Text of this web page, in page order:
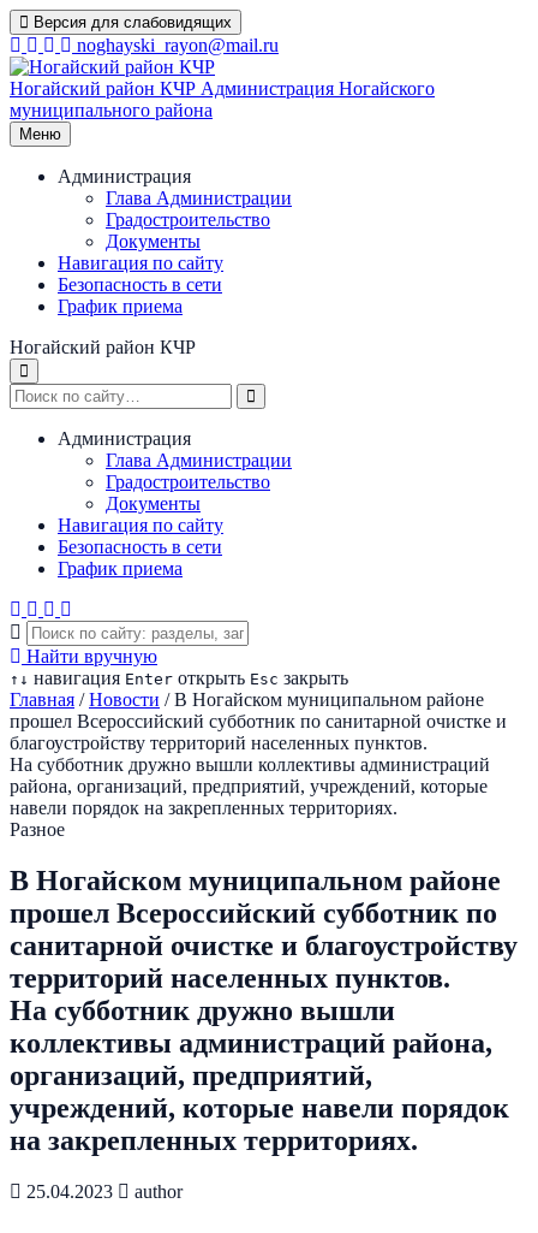
Перейти
к
содержимому
Версия для слабовидящих
noghayski_rayon@mail.ru
Ногайский район КЧР Администрация Ногайского
муниципального района
Меню
Администрация
Глава Администрации
Градостроительство
Документы
Навигация по сайту
Безопасность в сети
График приема
Ногайский район КЧР
Администрация
Глава Администрации
Градостроительство
Документы
Навигация по сайту
Безопасность в сети
График приема
Найти вручную
↑ ↓ навигация Enter открыть Esc закрыть
Главная / Новости / В Ногайском муниципальном районе
прошел Всероссийский субботник по санитарной очистке и
благоустройству территорий населенных пунктов.
На субботник дружно вышли коллективы администраций
района, организаций, предприятий, учреждений, которые
навели порядок на закрепленных территориях.
Разное
В Ногайском муниципальном районе
прошел Всероссийский субботник по
санитарной очистке и благоустройству
территорий населенных пунктов.
На субботник дружно вышли
коллективы администраций района,
организаций, предприятий,
учреждений, которые навели порядок
на закрепленных территориях.
25.04.2023 author